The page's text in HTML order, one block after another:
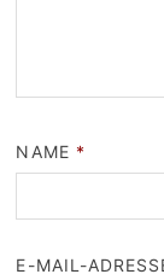
NAME *
E-MAIL-